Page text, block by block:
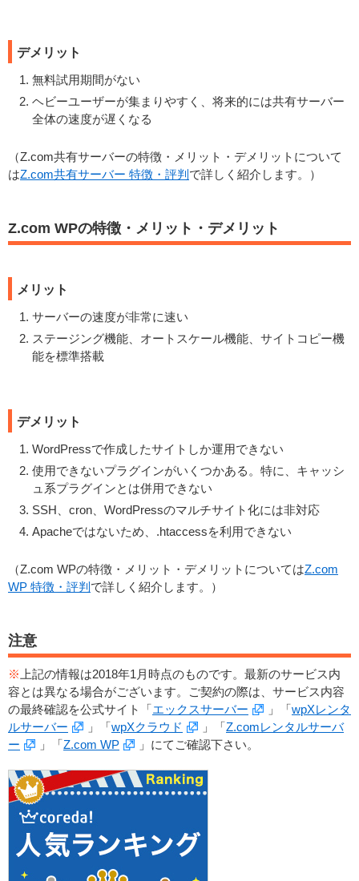
デメリット
無料試用期間がない
ヘビーユーザーが集まりやすく、将来的には共有サーバー
全体の速度が遅くなる
（Z.com共有サーバーの特徴・メリット・デメリットについて
はZ.com共有サーバー 特徴・評判 で詳しく紹介します。）
Z.com WPの特徴・メリット・デメリット
メリット
サーバーの速度が非常に速い
ステージング機能、オートスケール機能、サイトコピー機
能を標準搭載
デメリット
WordPressで作成したサイトしか運用できない
使用できないプラグインがいくつかある。特に、キャッシ
ュ系プラグインとは併用できない
SSH、cron、WordPressのマルチサイト化には非対応
Apacheではないため、.htaccessを利用できない
（Z.com WPの特徴・メリット・デメリットについてはZ.com
WP 特徴・評判 で詳しく紹介します。）
注意
※ 上記の情報は2018年1月時点のものです。最新のサービス内
容とは異なる場合がございます。ご契約の際は、サービス内容
の最終確認を公式サイト「エックスサーバー 」「wpXレンタ
ルサーバー
」「wpXクラウド 」「Z.comレンタルサーバ
ー
」「Z.com WP 」にてご確認下さい。